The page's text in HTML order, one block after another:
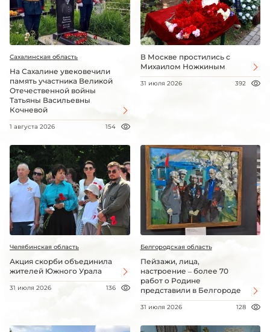
Сахалинская область
На Сахалине увековечили
память участника Великой
Отечественной войны
Татьяны Васильевны
Кочневой
1 августа 2026 154
В Москве простились с
Михаилом Ножкиным
31 июля 2026 392
Челябинская область
Акция скорби объединила
жителей Южного Урала
31 июля 2026 136
Белгородская область
Пейзажи, лица,
настроение – более 70
работ о Родине
представили в Белгороде
31 июля 2026 128